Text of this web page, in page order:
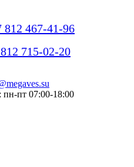
812 467-41-96
715-02-20
пт 07:00-18:00